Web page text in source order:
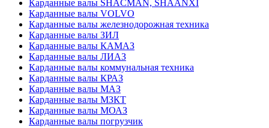
Карданные валы SHACMAN, SHAANXI
Карданные валы VOLVO
Карданные валы железнодорожная техника
Карданные валы ЗИЛ
Карданные валы КАМАЗ
Карданные валы ЛИАЗ
Карданные валы коммунальная техника
Карданные валы КРАЗ
Карданные валы МАЗ
Карданные валы МЗКТ
Карданные валы МОАЗ
Карданные валы погрузчик